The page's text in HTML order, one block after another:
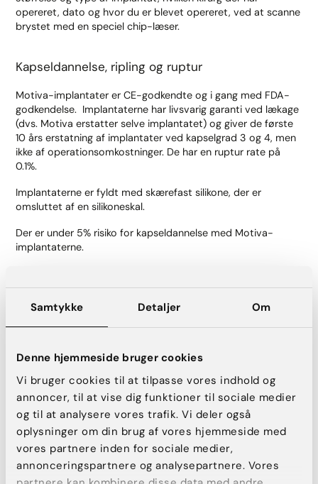
Samtykke Detaljer Om
Denne hjemmeside bruger cookies
Vi bruger cookies til at tilpasse vores indhold og
annoncer, til at vise dig funktioner til sociale medier
og til at analysere vores trafik. Vi deler også
oplysninger om din brug af vores hjemmeside med
vores partnere inden for sociale medier,
annonceringspartnere og analysepartnere. Vores
opereret, dato og hvor du er blevet opereret, ved at scanne
brystet med en speciel chip-læser.
Kapseldannelse, ripling og ruptur
Motiva-implantater er CE-godkendte og i gang med FDA-
godkendelse. Implantaterne har livsvarig garanti ved lækage
(dvs. Motiva erstatter selve implantatet) og giver de første
10 års erstatning af implantater ved kapselgrad 3 og 4, men
ikke af operationsomkostninger. De har en ruptur rate på
0.1%.
Implantaterne er fyldt med skærefast silikone, der er
omsluttet af en silikoneskal.
Der er under 5% risiko for kapseldannelse med Motiva-
implantaterne.
Hybridbryster
MotivaHybrid kan være en mulighed for dig, hvis du ønsker
at ændre formen og/eller størrelsen på dine bryster.
kombination med dit eget kropsvæv (fedttransplantation)